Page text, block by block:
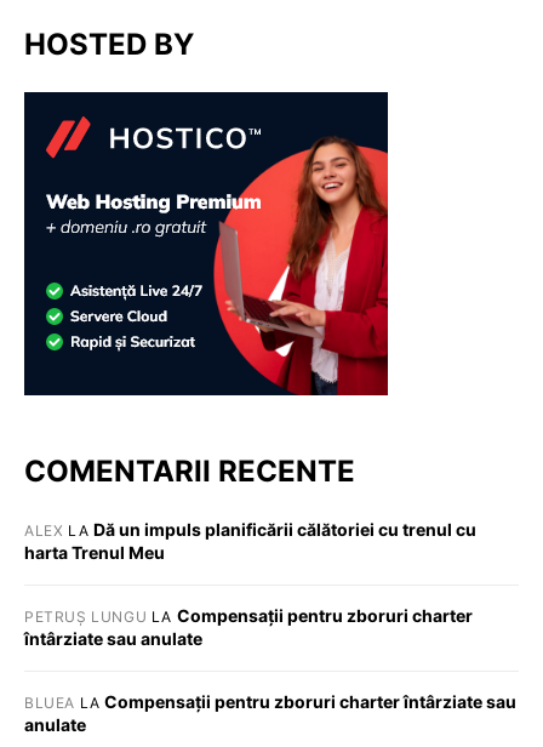
HOSTED BY
COMENTARII RECENTE
ALEX LA Dă un impuls planificării călătoriei cu trenul cu
harta Trenul Meu
PETRUȘ LUNGU LA Compensații pentru zboruri charter
întârziate sau anulate
BLUEA LACompensații pentru zboruri charter întârziate sau
anulate